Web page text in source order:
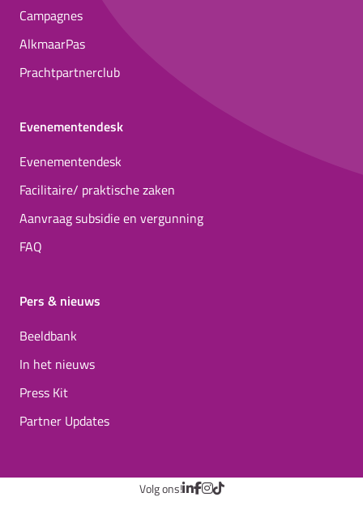
Campagnes
AlkmaarPas
Prachtpartnerclub
Evenementendesk
Evenementendesk
Facilitaire/ praktische zaken
Aanvraag subsidie en vergunning
FAQ
Pers & nieuws
Beeldbank
In het nieuws
Press Kit
Partner Updates
Volg ons!